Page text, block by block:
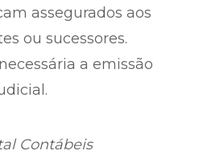
assegurados aos
ou sucessores.
a emissão
Contábeis